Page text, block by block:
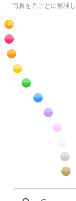
写真を月ごとに整理し
RSS
赤色の花のフリー写真素
橙色の花のフリー写真素
黄色の花のフリー写真素
緑色の花のフリー写真素
青色の花のフリー写真素
紫色の花のフリー写真素
白色の花のフリー写真素
昆虫のフリー写真素材